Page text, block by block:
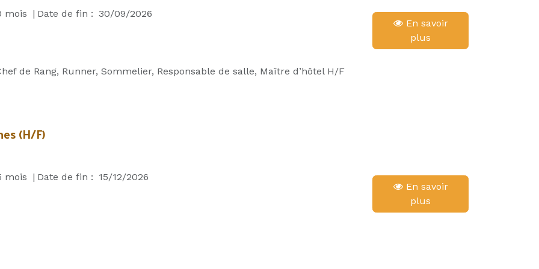
mois | Date de fin : 30/09/2026
de Rang, Runner, Sommelier, Responsable de salle, Maître d’hôtel H/F
En savoir
plus
(H/F)
mois | Date de fin : 15/12/2026
En savoir
plus